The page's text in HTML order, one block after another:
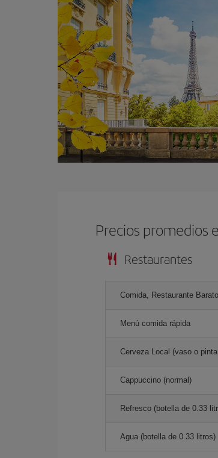
Precios promedios
Restaurantes
Comida, Restaurante Barato
Menú comida rápida
Cerveza Local (vaso o
Cappuccino (normal)
Refresco (botella de 0.33
Agua (botella de 0.33 litros)